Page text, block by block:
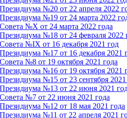
№20 от 22 апреля 2022
№19 от 24 марта 2022
№X от 24 марта 2022 года
№18 от 24 февраля 2022
№IX от 16 декабря 2021 год
№17 от 16 декабря 2021
№8 от 19 октября 2021 года
№16 от 19 октября 2021
№15 от 23 сентября 2021
№13 от 22 июня 2021
№7 от 22 июня 2021 года
№12 от 18 мая 2021 года
№11 от 22 апреля 2021